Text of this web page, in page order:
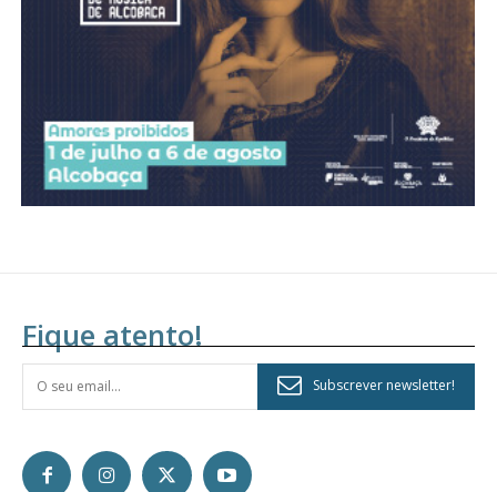
Escolha o plano
Fique atento!
Subscrever newsletter!